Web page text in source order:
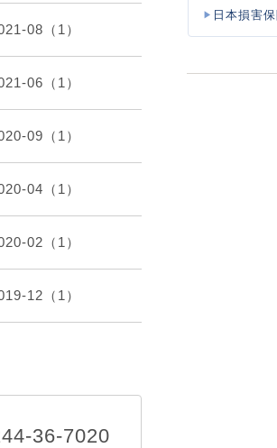
日本損害
08（1）
06（1）
09（1）
04（1）
02（1）
12（1）
36-7020